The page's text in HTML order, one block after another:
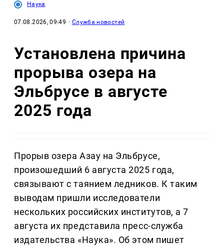
Наука
07.08.2026, 09:49 · Служба новостей
Установлена причина
прорыва озера на
Эльбрусе в августе
2025 года
Прорыв озера Азау на Эльбрусе,
произошедший 6 августа 2025 года,
связывают с таянием ледников. К таким
выводам пришли исследователи
нескольких российских институтов, а 7
августа их представила пресс-служба
издательства «Наука». Об этом пишет